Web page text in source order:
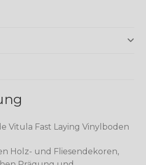
Vitula Fast Laying Vinylboden
Holz- und Fliesendekoren,